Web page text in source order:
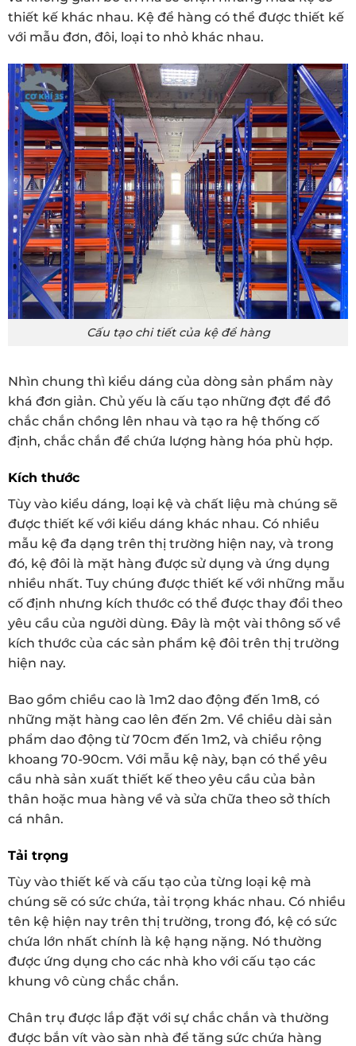
thiết kế khác nhau. Kệ để hàng có thể được thiết kế
với mẫu đơn, đôi, loại to nhỏ khác nhau.
Cấu tạo chi tiết của kệ để hàng
Nhìn chung thì kiểu dáng của dòng sản phẩm này
khá đơn giản. Chủ yếu là cấu tạo những đợt để đồ
chắc chắn chồng lên nhau và tạo ra hệ thống cố
định, chắc chắn để chứa lượng hàng hóa phù hợp.
Kích thước
Tùy vào kiểu dáng, loại kệ và chất liệu mà chúng sẽ
được thiết kế với kiểu dáng khác nhau. Có nhiều
mẫu kệ đa dạng trên thị trường hiện nay, và trong
đó, kệ đôi là mặt hàng được sử dụng và ứng dụng
nhiều nhất. Tuy chúng được thiết kế với những mẫu
cố định nhưng kích thước có thể được thay đổi theo
yêu cầu của người dùng. Đây là một vài thông số về
kích thước của các sản phẩm kệ đôi trên thị trường
hiện nay.
Bao gồm chiều cao là 1m2 dao động đến 1m8, có
những mặt hàng cao lên đến 2m. Về chiều dài sản
phẩm dao động từ 70cm đến 1m2, và chiều rộng
khoang 70-90cm. Với mẫu kệ này, bạn có thể yêu
cầu nhà sản xuất thiết kế theo yêu cầu của bản
thân hoặc mua hàng về và sửa chữa theo sở thích
cá nhân.
Tải trọng
Tùy vào thiết kế và cấu tạo của từng loại kệ mà
chúng sẽ có sức chứa, tải trọng khác nhau. Có nhiều
tên kệ hiện nay trên thị trường, trong đó, kệ có sức
chứa lớn nhất chính là kệ hạng nặng. Nó thường
được ứng dụng cho các nhà kho với cấu tạo các
khung vô cùng chắc chắn.
Chân trụ được lắp đặt với sự chắc chắn và thường
được bắn vít vào sàn nhà để tăng sức chứa hàng